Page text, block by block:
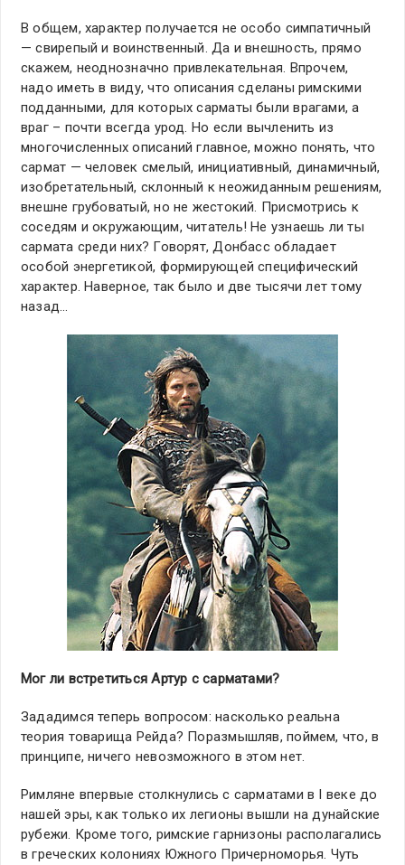
В общем, характер получается не особо симпатичный
— свирепый и воинственный. Да и внешность, прямо
скажем, неоднозначно привлекательная. Впрочем,
надо иметь в виду, что описания сделаны римскими
подданными, для которых сарматы были врагами, а
враг – почти всегда урод. Но если вычленить из
многочисленных описаний главное, можно понять, что
сармат — человек смелый, инициативный, динамичный,
изобретательный, склонный к неожиданным решениям,
внешне грубоватый, но не жестокий. Присмотрись к
соседям и окружающим, читатель! Не узнаешь ли ты
сармата среди них? Говорят, Донбасс обладает
особой энергетикой, формирующей специфический
характер. Наверное, так было и две тысячи лет тому
назад…
Мог ли встретиться Артур с сарматами?
Зададимся теперь вопросом: насколько реальна
теория товарища Рейда? Поразмышляв, поймем, что, в
принципе, ничего невозможного в этом нет.
Римляне впервые столкнулись с сарматами в I веке до
нашей эры, как только их легионы вышли на дунайские
рубежи. Кроме того, римские гарнизоны располагались
в греческих колониях Южного Причерноморья. Чуть